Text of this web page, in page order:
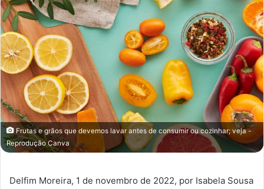
Frutas e grãos que devemos lavar antes de consumir ou cozinhar; veja -
Reprodução Canva
Delfim Moreira, 1 de novembro de 2022, por Isabela Sousa